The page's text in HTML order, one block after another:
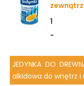
zewnątrz
1
-
JEDYNKA DO
alkidowa do wnętrz i